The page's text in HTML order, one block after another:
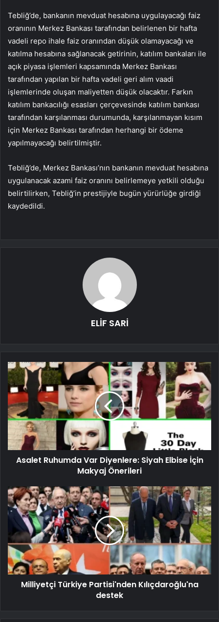
Tebliğ’de, bankanın mevduat hesabına uygulayacağı faiz
oranının Merkez Bankası tarafından belirlenen bir hafta
vadeli repo ihale faiz oranından düşük olamayacağı ve
katılma hesabına sağlanacak getirinin, katılım bankaları ile
açık piyasa işlemleri kapsamında Merkez Bankası
tarafından yapılan bir hafta vadeli geri alım vaadi
işlemlerinde oluşan maliyetten düşük olacaktır. Farkın
katılım bankacılığı esasları çerçevesinde katılım bankası
tarafından karşılanması durumunda, karşılanmayan kısım
için Merkez Bankası tarafından herhangi bir ödeme
yapılmayacağı belirtilmiştir.
Tebliğ’de, Merkez Bankası’nın bankanın mevduat hesabına
uygulanacak azami faiz oranını belirlemeye yetkili olduğu
belirtilirken, Tebliğ’in prestijiyle bugün yürürlüğe girdiği
kaydedildi.
ELİF SARİ
Asalet Ruhumda Var Diyenlere: Siyah Elbise İçin
Makyaj Önerileri
Milliyetçi Türkiye Partisi'nden Kılıçdaroğlu'na
destek